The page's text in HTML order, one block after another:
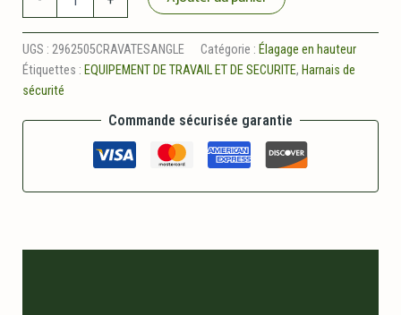
sangle
UGS : 2962505CRAVATESANGLE Catégorie : Élagage en hauteur
Étiquettes : EQUIPEMENT DE TRAVAIL ET DE SECURITE, Harnais de
sécurité
Commande sécurisée garantie